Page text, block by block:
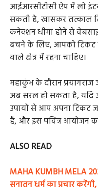
आईआरसीटीसी ऐप में लो
सकती है, खासकर तत्काल
कनेक्शन धीमा होने से
बचने के लिए, आपको टिकट
वाले क्षेत्र में रहना चाहिए।
महाकुंभ के दौरान
अब सरल हो सकता है, यदि
उपायों से आप अपना
हैं, और इस पवित्र आयोजन
ALSO READ
MAHA KUMBH MELA
सनातन धर्म का प्रचार करेंगी,